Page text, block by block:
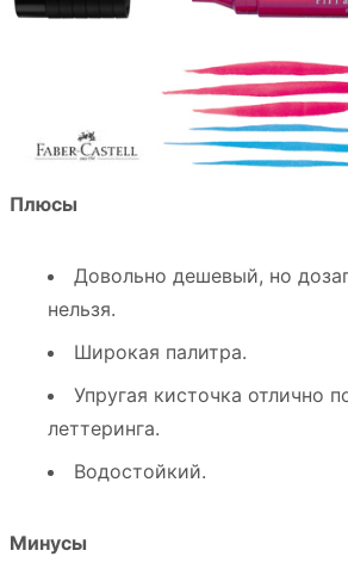
Плюсы
Довольно дешевый, но
нельзя.
Широкая палитра.
Упругая кисточка отлично
леттеринга.
Водостойкий.
Минусы